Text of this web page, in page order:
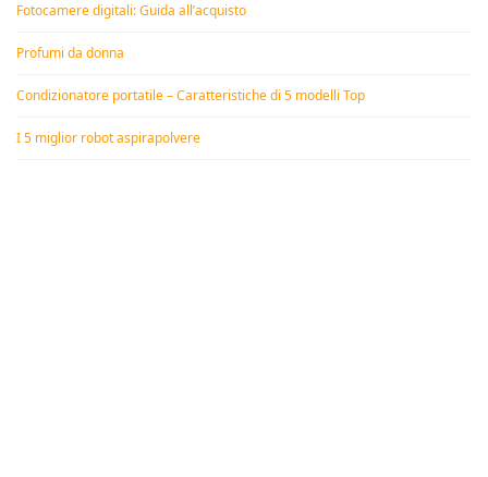
Fotocamere digitali: Guida all’acquisto
Profumi da donna
Condizionatore portatile – Caratteristiche di 5 modelli Top
I 5 miglior robot aspirapolvere